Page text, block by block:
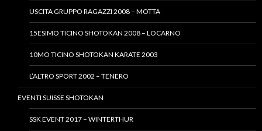
USCITA GRUPPO RAGAZZI 2008 – MOTTA
15ESIMO TICINO SHOTOKAN 2008 – LOCARNO
10MO TICINO SHOTOKAN KARATE 2003
L’ALTRO SPORT 2002 – TENERO
EVENTI SUISSE SHOTOKAN
SSK EVENT 2017 – WINTERTHUR